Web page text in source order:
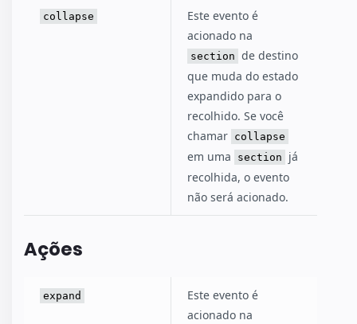
collapse
Este evento é
acionado na
section de destino
que muda do estado
expandido para o
recolhido. Se você
chamar collapse
em uma section
já
recolhida, o evento
não será acionado.
Ações
expand
Este evento é
acionado na